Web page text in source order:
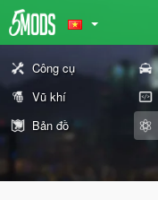
Công cụ
Vũ khí
Bản đồ